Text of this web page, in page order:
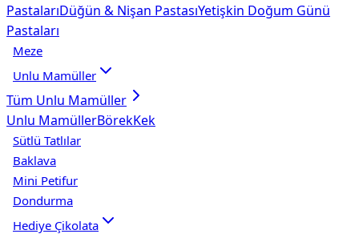
PastalarıDüğün & Nişan PastasıYetişkin Doğum Günü
Pastaları
Meze
Unlu Mamüller
Tüm Unlu Mamüller
Unlu MamüllerBörekKek
Sütlü Tatlılar
Baklava
Mini Petifur
Dondurma
Hediye Çikolata